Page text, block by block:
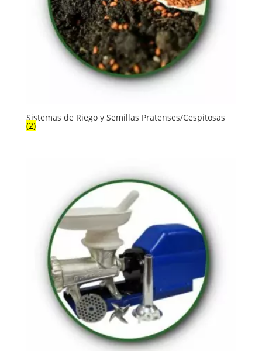
Sistemas de Riego y Semillas Pratenses/Cespitosas
(2)